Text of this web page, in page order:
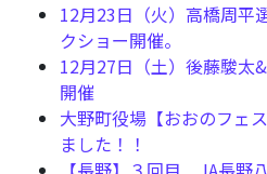
12月23日（火）高橋周
クショー開催。
12月27日（土）後藤駿太
開催
大野町役場【おおのフェ
ました！！